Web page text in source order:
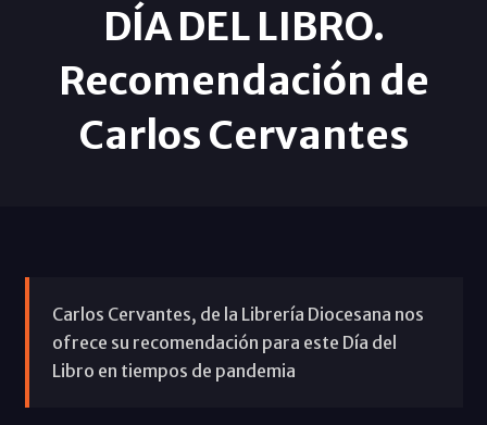
DÍA DEL LIBRO.
Recomendación de
Carlos Cervantes
Carlos Cervantes, de la Librería Diocesana nos
ofrece su recomendación para este Día del
Libro en tiempos de pandemia